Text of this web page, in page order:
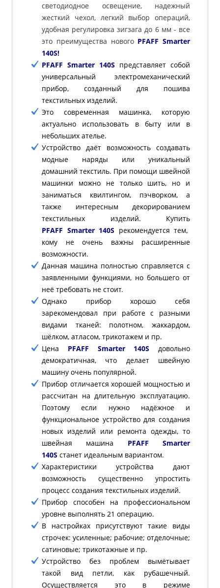
светодиодное освещение, надежный
жесткий чехол, легкий выбор операций,
удобная регулировка зигзага до 6 мм - все
это преимущества новогоPFAFF Smarter
140S!
PFAFF Smarter 140S представляет собой
универсальный электромеханический
прибор, созданный для пошива
текстильных изделий.
Это современная машинка, которую
актуально использовать в быту или в
небольших ателье.
Устройство даёт возможность создавать
модные наряды или уникальный
домашний текстиль. При помощи швейной
машинки можно не только шить, но и
заниматься квилтингом, пэчворком, а
также интересным декорированием
текстильных изделий. Купить
PFAFF Smarter 140S рекомендуется тем,
кому не очень важны расширенные
возможности.
Данная машина полностью справляется с
заявленными функциями, но большего от
неё требовать не стоит.
Однако прибор хорошо себя
зарекомендовал при работе с разными
видами тканей: полотном, жаккардом,
шёлком, атласом, трикотажем и пр.
Цена PFAFF Smarter 140S довольно
демократичная, что делает швейную
машину очень популярной.
Прибор отличается хорошей мощностью и
рассчитан на длительную эксплуатацию.
Поэтому если нужно надёжное и
функциональное устройство для создания
новых изделий или ремонта одежды, то
швейная машина PFAFF Smarter
140S станет идеальным вариантом.
Характеристики устройства дают
возможность существенно упростить
процесс создания текстильных изделий.
Прибор способен на профессиональном
уровне выполнять 21 операцию.
В настройках присутствуют такие виды
строчек: усиленные; рабочие; отделочные;
сатиновые; трикотажные и пр.
Устройство без проблем вымётывает
такой вид петли, как рубашечный.
Осуществляется это в режиме